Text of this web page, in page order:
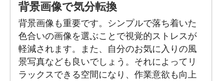
背景画像で気分転換
背景画像も重要です。シンプルで落ち着いた
色合いの画像を選ぶことで視覚的ストレスが
軽減されます。また、自分のお気に入りの風
景写真なども良いでしょう。それによってリ
ラックスできる空間になり、作業意欲も向上